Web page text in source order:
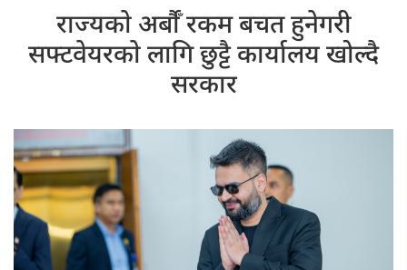
राज्यकाे अर्बाैँ रकम बचत हुनेगरी
सफ्टवेयरकाे लागि छुट्टै कार्यालय खोल्दै
सरकार